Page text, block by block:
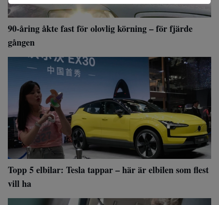
90-åring åkte fast för olovlig körning – för fjärde
gången
Topp 5 elbilar: Tesla tappar – här är elbilen som flest
vill ha